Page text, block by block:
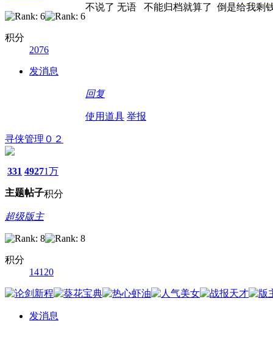
积分
2076
发消息
不说了 无语 不能归档就算了 倒是给我剩
回复
使用道具 举报
寻侠管理０２
331
主题
4927
帖子
1万
积分
超级版主
积分
14120
发消息